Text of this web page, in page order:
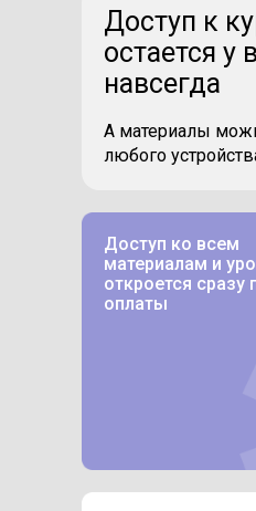
Доступ к
остается у
навсегда
А материалы
любого
Доступ ко всем
материалам и
откроется сразу
оплаты